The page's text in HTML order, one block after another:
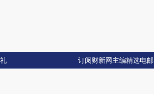
订阅财新网主编精选电邮